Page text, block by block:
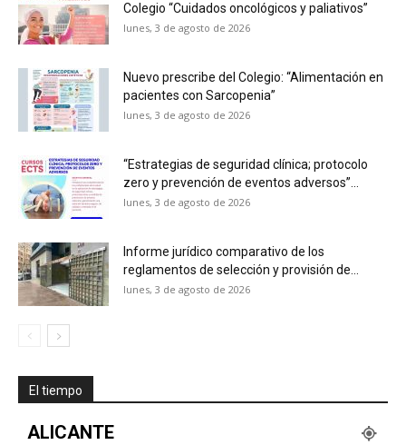
Colegio “Cuidados oncológicos y paliativos”
lunes, 3 de agosto de 2026
Nuevo prescribe del Colegio: “Alimentación en
pacientes con Sarcopenia”
lunes, 3 de agosto de 2026
“Estrategias de seguridad clínica; protocolo
zero y prevención de eventos adversos”...
lunes, 3 de agosto de 2026
Informe jurídico comparativo de los
reglamentos de selección y provisión de...
lunes, 3 de agosto de 2026
El tiempo
ALICANTE